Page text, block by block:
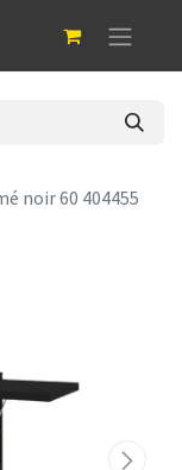
noir 60 404455